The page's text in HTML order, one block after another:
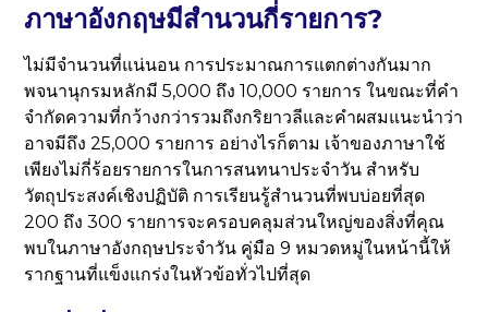
ภาษาอังกฤษมีสำนวนกี่รายการ?
ไม่มีจำนวนที่แน่นอน การประมาณการแตกต่างกันมาก
พจนานุกรมหลักมี 5,000 ถึง 10,000 รายการ ในขณะที่คำ
จำกัดความที่กว้างกว่ารวมถึงกริยาวลีและคำผสมแนะนำว่า
อาจมีถึง 25,000 รายการ อย่างไรก็ตาม เจ้าของภาษาใช้
เพียงไม่กี่ร้อยรายการในการสนทนาประจำวัน สำหรับ
วัตถุประสงค์เชิงปฏิบัติ การเรียนรู้สำนวนที่พบบ่อยที่สุด
200 ถึง 300 รายการจะครอบคลุมส่วนใหญ่ของสิ่งที่คุณ
พบในภาษาอังกฤษประจำวัน คู่มือ 9 หมวดหมู่ในหน้านี้ให้
รากฐานที่แข็งแกร่งในหัวข้อทั่วไปที่สุด